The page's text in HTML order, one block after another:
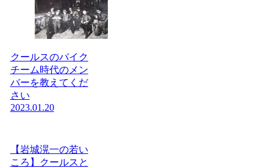
クールスのバイク
チーム時代のメン
バーを教えてくだ
さい
2023.01.20
【岩城滉一の若い
ころ】クールスと